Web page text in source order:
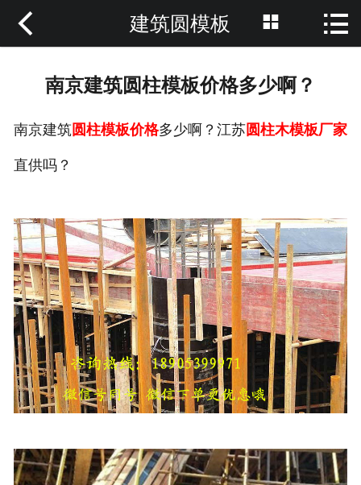
网站首页
荣誉资质
技术优势
在线留言
联系我们
 建筑圆模板  
南京建筑圆柱模板价格多少啊？
南京建筑圆柱模板价格多少啊？江苏圆柱木模板厂家
直供吗？